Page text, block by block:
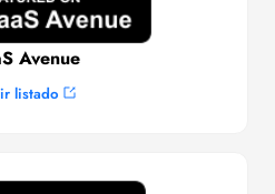
Avenue
listado